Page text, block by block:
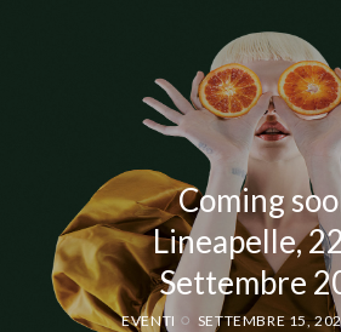
Coming
Lineapelle,
Settembre
EVENTI SETTEMBRE 15,